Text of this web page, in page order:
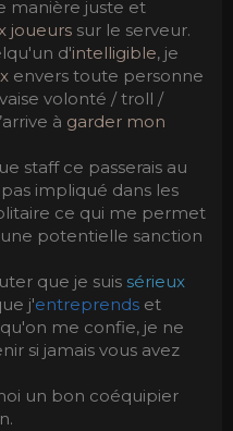
manière juste et
joueurs sur le serveur.
d'intelligible, je
envers toute personne
volonté / troll /
à garder mon
staff ce passerais au
impliqué dans les
ce qui me permet
potentielle sanction
que je suis sérieux
j'entreprends et
me confie, je ne
si jamais vous avez
un bon coéquipier